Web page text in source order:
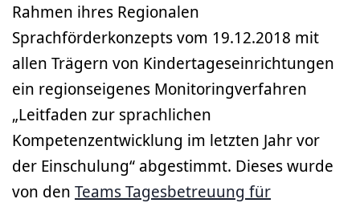
Rahmen ihres Regionalen
Sprachförderkonzepts vom 19.12.2018 mit
allen Trägern von Kindertageseinrichtungen
ein regionseigenes Monitoringverfahren
„Leitfaden zur sprachlichen
Kompetenzentwicklung im letzten Jahr vor
der Einschulung“ abgestimmt. Dieses wurde
von den Teams Tagesbetreuung für